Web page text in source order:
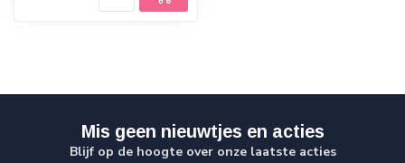
Mis geen nieuwtjes en acties
Blijf op de hoogte over onze laatste acties